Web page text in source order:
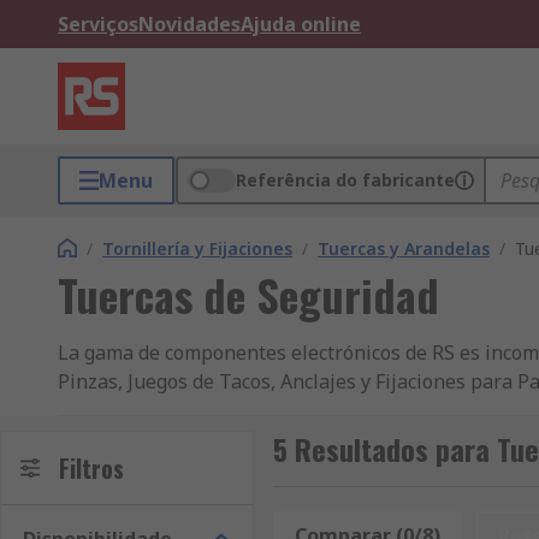
ServiçosNovidadesAjuda online
Menu Referência do fabricante
/ Tornillería y Fijaciones / Tuercas y Arandelas /
Tuercas de Seguridad
La gama de componentes electrónicos de RS es
Pinzas, Juegos de Tacos, Anclajes y Fijaciones para
mundo, que se suministran con el nivel más alto de
solicitar otros productos de nuestra gama de
cualquier consulta o duda acerca de su producto
Filtros 5 Resultados para